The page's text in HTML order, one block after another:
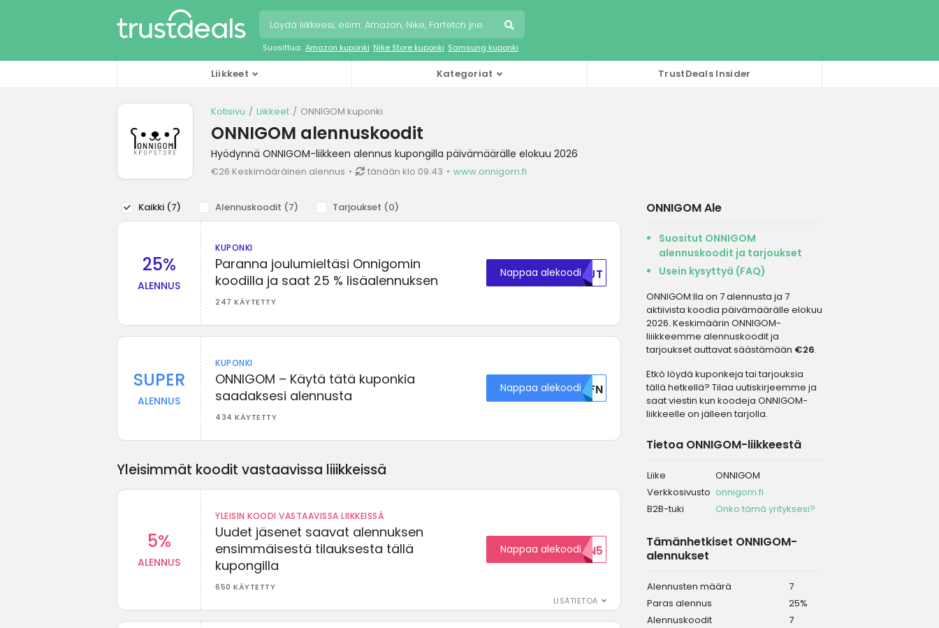
Suosittua: Amazon kuponki Nike Store kuponki Samsung kuponki
Liikkeet Kategoriat TrustDeals Insider
Kotisivu Liikkeet ONNIGOM kuponki
ONNIGOM alennuskoodit
Hyödynnä ONNIGOM-liikkeen alennus kupongilla päivämäärälle elokuu 2026
€26 Keskimääräinen alennus tänään klo 09:43 www.onnigom.fi
Kaikki (7) Alennuskoodit (7) Tarjoukset (0)
25%
ALENNUS
KUPONKI
Paranna joulumieltäsi Onnigomin
koodilla ja saat 25 % lisäalennuksen
247 KÄYTETTY
Nappaa alekoodiNTJT
SUPER
ALENNUS
KUPONKI
ONNIGOM – Käytä tätä kuponkia
saadaksesi alennusta
434 KÄYTETTY
Nappaa alekoodiU0FN
Yleisimmät koodit vastaavissa liiikkeissä
5%
ALENNUS
YLEISIN KOODI VASTAAVISSA LIIKKEISSÄ
Uudet jäsenet saavat alennuksen
ensimmäisestä tilauksesta tällä
kupongilla
650 KÄYTETTY
LISÄTIETOA
Nappaa alekoodi
ALENNUKSEN5
ONNIGOM Ale
Suositut ONNIGOM
alennuskoodit ja tarjoukset
Usein kysyttyä (FAQ)
ONNIGOM:lla on 7 alennusta ja 7
aktiivista koodia päivämäärälle elokuu
2026. Keskimäärin ONNIGOM-
liiikkeemme alennuskoodit ja
tarjoukset auttavat säästämään €26.
Etkö löydä kuponkeja tai tarjouksia
tällä hetkellä? Tilaa uutiskirjeemme ja
saat viestin kun koodeja ONNIGOM-
liikkeelle on jälleen tarjolla.
Tietoa ONNIGOM-liikkeestä
Liike
ONNIGOM
Verkkosivusto onnigom.fi
B2B-tuki
Onko tämä yrityksesi?
Tämänhetkiset ONNIGOM-
alennukset
Alennusten määrä
7
Paras alennus
25%
Alennuskoodit
7